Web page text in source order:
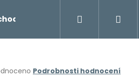
Napište
Podrobnosti hodnocení